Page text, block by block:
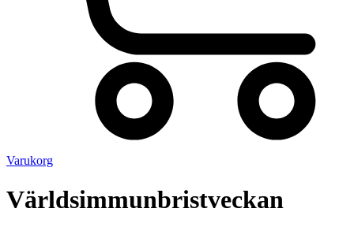
Varukorg
Världsimmunbristveckan